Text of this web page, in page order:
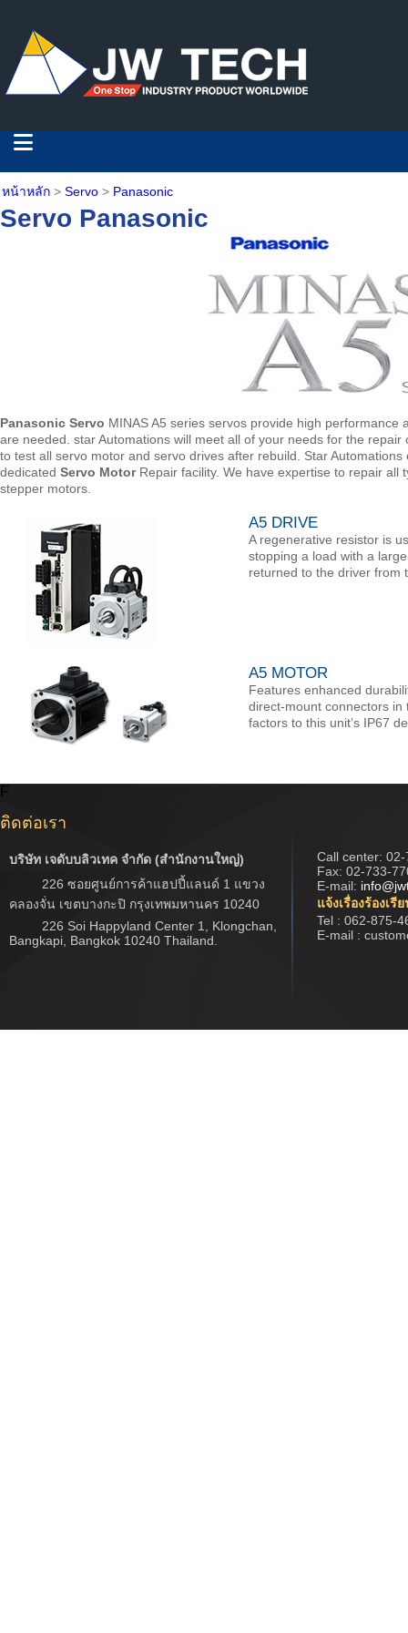
หน้าหลัก > Servo > Panasonic
Servo Panasonic
Panasonic Servo MINAS A5 series servos provide high
are needed. star Automations will meet all of your needs for the
to test all servo motor and servo drives after rebuild. Star
dedicated Servo MotorRepair facility. We have expertise to repair all
stepper motors.
A5 DRIVE
A regenerative resistor is
stopping a load with a
returned to the driver from
A5 MOTOR
Features enhanced
direct-mount connectors
factors to this unit’s IP67
F
ติดต่อเรา
บริษัท เจดับบลิวเทค จำกัด (สำนักงานใหญ่)
226 ซอยศูนย์การค้าแฮปปี้แลนด์ 1 แขวง
คลองจั่น เขตบางกะปิ กรุงเทพมหานคร 10240
226 Soi Happyland Center 1, Klongchan,
Bangkapi, Bangkok 10240 Thailand.
Call center: 02-
Fax: 02-733-
E-mail:
แจ้งเรื่องร้องเรี
Tel : 062-875-
E-mail :